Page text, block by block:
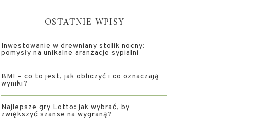
OSTATNIE WPISY
Inwestowanie w drewniany stolik nocny:
pomysły na unikalne aranżacje sypialni
BMI – co to jest, jak obliczyć i co oznaczają
wyniki?
Najlepsze gry Lotto: jak wybrać, by
zwiększyć szanse na wygraną?